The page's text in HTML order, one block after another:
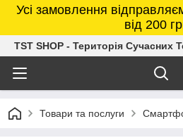
Усі замовлення
від 200
TST SHOP - Територія Сучасних
Товари та послуги